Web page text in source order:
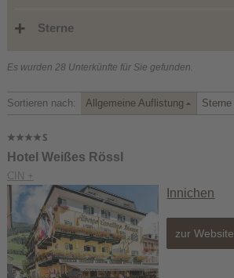
Sterne
Es wurden 28 Unterkünfte für Sie gefunden.
Sortieren nach: Allgemeine Auflistung Sterne
Hotel Weißes Rössl
CIN +
Innichen
zur Website